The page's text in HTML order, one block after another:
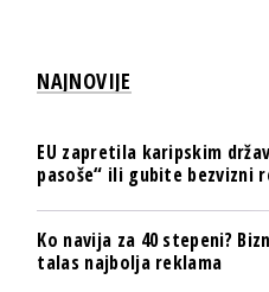
NAJNOVIJE
EU zapretila karipskim
pasoše“ ili gubite bezvizni
Ko navija za 40 stepeni?
talas najbolja reklama